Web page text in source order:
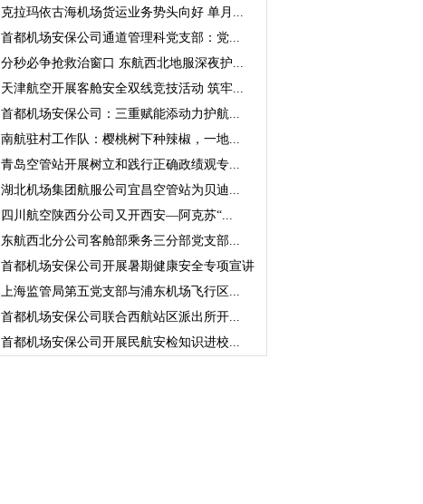
克拉玛依古海机场货运业务势头向好 单月...
首都机场安保公司通道管理科党支部：党...
分秒必争抢救治窗口 东航西北地服深夜护...
天津航空开展客舱安全双线竞技活动 筑牢...
首都机场安保公司：三重赋能添动力护航...
南航驻村工作队：樱桃树下种辣椒，一地...
青岛空管站开展树立和践行正确政绩观专...
湖北机场集团航服公司宜昌空管站为贝迪...
四川航空陕西分公司又开西安—阿克苏“...
东航西北分公司客舱部乘务三分部党支部...
首都机场安保公司开展暑期健康安全专项宣讲
上海监管局第五党支部与浦东机场飞行区...
首都机场安保公司联合西航站区派出所开...
首都机场安保公司开展民航安检知识进校...